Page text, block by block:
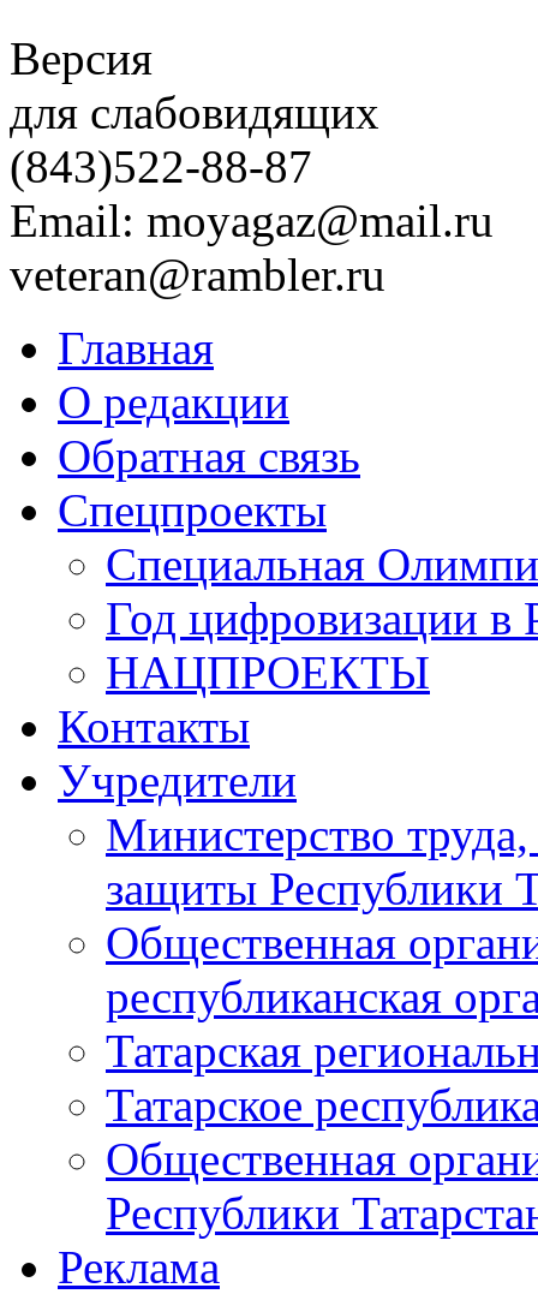
Версия
для слабовидящих
(843)522-88-87
Email: moyagaz@mail.ru
veteran@rambler.ru
Главная
О редакции
Обратная связь
Спецпроекты
Специальная
Год цифровизации в
НАЦПРОЕКТЫ
Контакты
Учредители
Министерство
защиты Республики
Общественная
республиканская
Татарская
Татарское
Общественная
Республики
Реклама